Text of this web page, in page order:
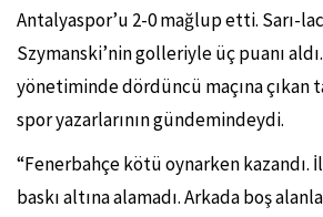
Antalyaspor’u 2-0 mağlup etti. Sarı-
Szymanski’nin golleriyle üç puanı
yönetiminde dördüncü maçına çıkan
spor yazarlarının gündemindeydi.
“Fenerbahçe kötü oynarken kazandı.
baskı altına alamadı. Arkada boş